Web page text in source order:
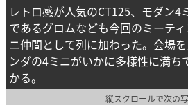
レトロ感が人気のCT125、モダン4
であるグロムなども今回のミーテ
ニ仲間として列に加わった。会場
ンダの4ミニがいかに多様性に満ち
かる。
縦スクロールで次の